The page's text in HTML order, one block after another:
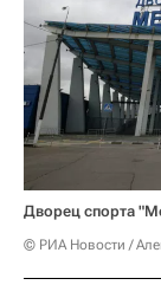
Дворец спорта
© РИА Новости /